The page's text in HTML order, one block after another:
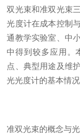
双光束和准双光束
光度计在成本控制
通教学实验室、中
中得到较多应用。
点、典型用途及维
光光度计的基本情况
准双光束的概念与